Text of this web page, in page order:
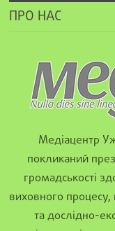
ПРО НАС
Медіацентр
покликаний
громадськості
виховного
та дослідно-